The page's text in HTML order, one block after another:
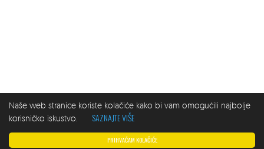
PRIHVAĆAM KOLAČIĆE
Naše web stranice koriste kolačiće kako bi vam omogućili najbolje
korisničko iskustvo.
SAZNAJTE VIŠE